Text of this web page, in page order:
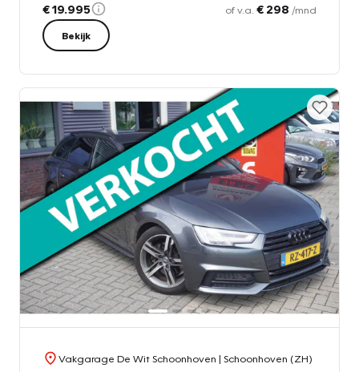
€ 19.995 of v.a. € 298 /mnd
Bekijk
Vakgarage De Wit Schoonhoven | Schoonhoven (ZH)